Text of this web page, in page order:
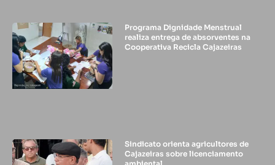
Programa Dignidade Menstrual
realiza entrega de absorventes na
Cooperativa Recicla Cajazeiras
Sindicato orienta agricultores de
Cajazeiras sobre licenciamento